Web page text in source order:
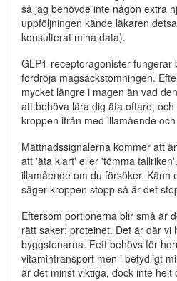
så jag behövde inte någon extra
uppföljningen kände läkaren
konsulterat mina data).
GLP1-receptoragonister fungerar
fördröja magsäckstömningen.
mycket längre i magen än vad
att behöva lära dig äta oftare,
kroppen ifrån med illamående
Mättnadssignalerna kommer att
att 'äta klart' eller 'tömma
illamående om du försöker. Känn
säger kroppen stopp så är det
Eftersom portionerna blir små är
rätt saker: proteinet. Det är där vi
byggstenarna. Fett behövs för
vitamintransport men i betydligt
är det minst viktiga, dock inte helt